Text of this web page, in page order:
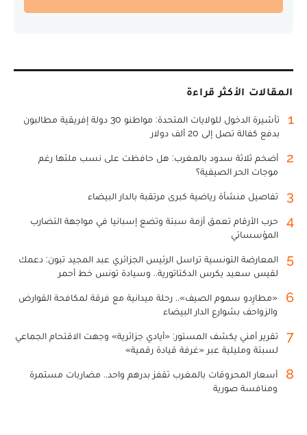
المقالات الأكثر قراءة
1
تأشيرة الدخول للولايات المتحدة: مواطنو 30 دولة إفريقية مطالبون
بدفع كفالة تصل إلى 20 ألف دولار
2
أضخم ثلاثة سدود بالمغرب: هل حافظت على نسب ملئها رغم
موجات الحر الصيفية؟
3 تفاصيل منشأة رياضية كبرى مرتقبة بالدار البيضاء
4
حرب الأرقام تعمق أزمة سبتة وتضع إسبانيا في مواجهة التضارب
المؤسساتي
5
المعارضة التونسية تراسل الرئيس الجزائري عبد المجيد تبون: دعمك
لقيس سعيد يكرس الدكتاتورية.. وسيادة تونس خط أحمر
6
«مطارِدو سموم الصيف».. رحلة ميدانية مع فرقة لمكافحة القوارض
والزواحف بشوارع الدار البيضاء
7
تقرير أمني يكشف المستور: «أيادي جزائرية» وجهت الاقتحام الجماعي
لسبتة ومليلية عبر «غرفة قيادة رقمية»
8
أسعار المحروقات بالمغرب تقفز بدرهم واحد.. مضاربات مستمرة
ومنافسة صورية